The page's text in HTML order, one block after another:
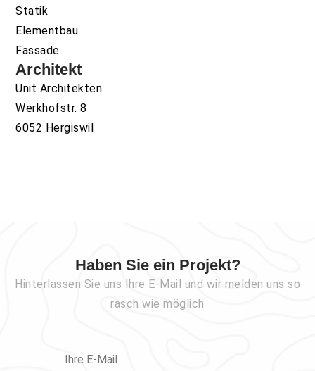
Statik
Elementbau
Fassade
Architekt
Unit Architekten
Werkhofstr. 8
6052 Hergiswil
Haben Sie ein Projekt?
Hinterlassen Sie uns Ihre E-Mail und wir melden uns so
rasch wie möglich